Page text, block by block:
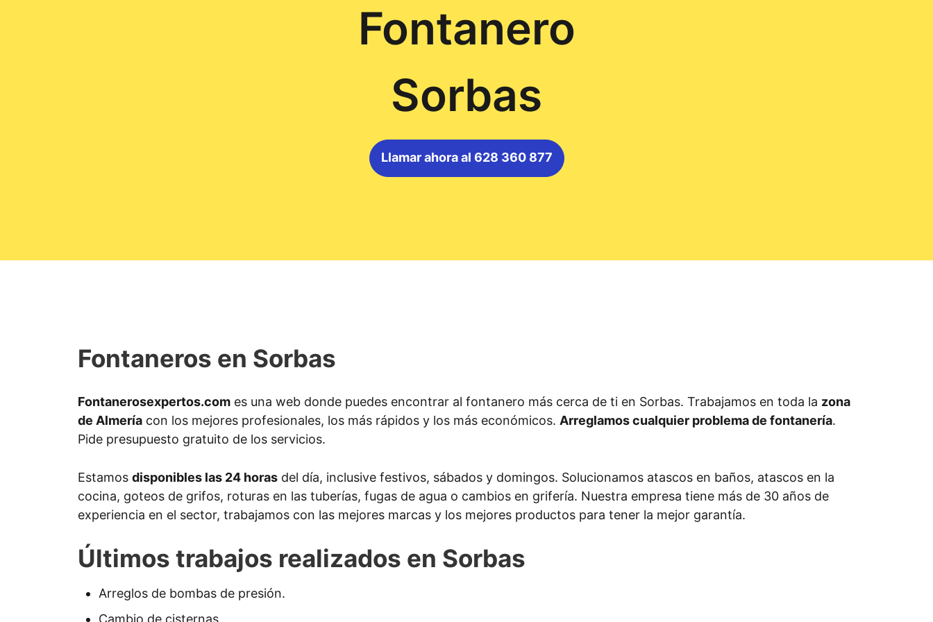
Fontanero
Sorbas
Llamar ahora al 628 360 877
Fontaneros en Sorbas
Fontanerosexpertos.com es una web donde puedes encontrar al fontanero más cerca de ti en Sorbas. Trabajamos en toda la zona
de Almería con los mejores profesionales, los más rápidos y los más económicos. Arreglamos cualquier problema de fontanería.
Pide presupuesto gratuito de los servicios.
Estamos disponibles las 24 horas del día, inclusive festivos, sábados y domingos. Solucionamos atascos en baños, atascos en la
cocina, goteos de grifos, roturas en las tuberías, fugas de agua o cambios en grifería. Nuestra empresa tiene más de 30 años de
experiencia en el sector, trabajamos con las mejores marcas y los mejores productos para tener la mejor garantía.
Últimos trabajos realizados en Sorbas
Arreglos de bombas de presión.
Cambio de cisternas.